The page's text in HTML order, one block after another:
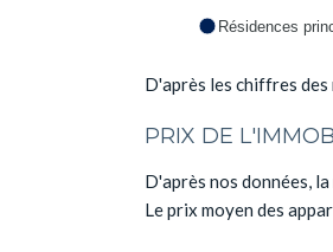
Résidences
D'après les chiffres
PRIX DE
D'après nos données,
Le prix moyen des